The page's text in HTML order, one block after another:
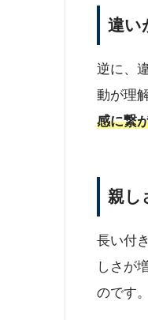
違い
逆に、
動が理
感に繋
親し
長い付
しさが
のです。